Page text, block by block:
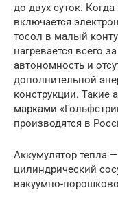
до двух суток. Когда
включается
тосол в малый
нагревается всего
автономность и
дополнительной
конструкции. Такие
марками
производятся в
Аккумулятор тепла
цилиндрический
вакуумно-